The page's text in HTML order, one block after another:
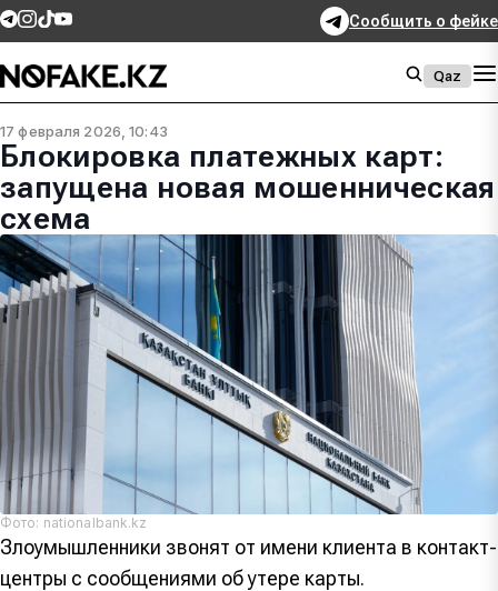
Сообщить о фейке
Qaz
17 февраля 2026, 10:43
Блокировка платежных карт:
запущена новая мошенническая
схема
Фото: nationalbank.kz
Злоумышленники звонят от имени клиента в контакт-
центры с сообщениями об утере карты.